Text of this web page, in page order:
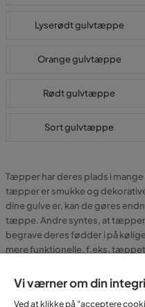
Lyserødt gulvtæppe
Orange gulvtæppe
Rødt gulvtæppe
Sort gulvtæppe
Tæpper har deres plads i
tæpper er smukke og
dine gulve er, kan de gøres
tæppe. Andre syntes, at tæpper
begrave deres fødder i på
mere funktionelle, f.eks.
vandpytter. Hos Trademax har
være af ringere kvalitet. Der er
Vi værner om din
Ved at klikke på "acceptere